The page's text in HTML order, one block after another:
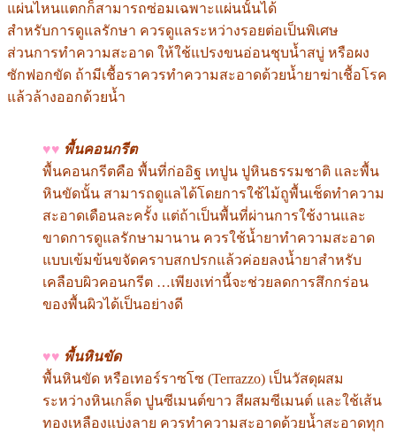
แผ่นไหนแตกก็สามารถซ่อมเฉพาะแผ่นนั้นได้
สำหรับการดูแลรักษา ควรดูแลระหว่างรอยต่อเป็นพิเศษ
ส่วนการทำความสะอาด ให้ใช้แปรงขนอ่อนชุบน้ำสบู่ หรือผง
ซักฟอกขัด ถ้ามีเชื้อราควรทำความสะอาดด้วยน้ำยาฆ่าเชื้อโรค
แล้วล้างออกด้วยน้ำ
♥♥ พื้นคอนกรีต
พื้นคอนกรีตคือ พื้นที่ก่ออิฐ เทปูน ปูหินธรรมชาติ และพื้น
หินขัดนั้น สามารถดูแลได้โดยการใช้ไม้ถูพื้นเช็ดทำความ
สะอาดเดือนละครั้ง แต่ถ้าเป็นพื้นที่ผ่านการใช้งานและ
ขาดการดูแลรักษามานาน ควรใช้น้ำยาทำความสะอาด
แบบเข้มข้นขจัดคราบสกปรกแล้วค่อยลงน้ำยาสำหรับ
เคลือบผิวคอนกรีต …เพียงเท่านี้จะช่วยลดการสึกกร่อน
ของพื้นผิวได้เป็นอย่างดี
♥♥ พื้นหินขัด
พื้นหินขัด หรือเทอร์ราซโซ (Terrazzo) เป็นวัสดุผสม
ระหว่างหินเกล็ด ปูนซีเมนต์ขาว สีผสมซีเมนต์ และใช้เส้น
ทองเหลืองแบ่งลาย ควรทำความสะอาดด้วยน้ำสะอาดทุก